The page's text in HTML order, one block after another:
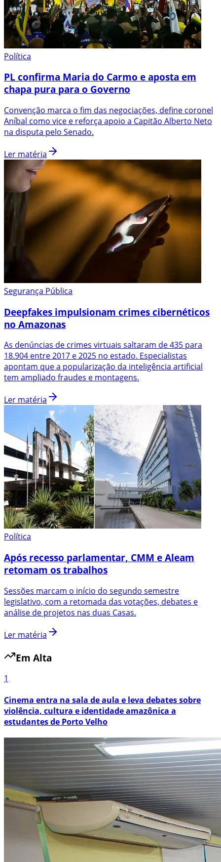
Política
PL confirma Maria do Carmo e aposta em
chapa pura para o Governo
Convenção marca o fim das negociações, define coronel
Aníbal como vice e reforça apoio a Capitão Alberto Neto
na disputa pelo Senado.
Ler matéria
Segurança Pública
Deepfakes impulsionam crimes cibernéticos
no Amazonas
As denúncias de crimes virtuais saltaram de 435 para
18.904 entre 2017 e 2025 no estado. Especialistas
apontam que a popularização da inteligência artificial
tem ampliado fraudes e montagens.
Ler matéria
Política
Após recesso parlamentar, CMM e Aleam
retomam os trabalhos
Sessões marcam o início do segundo semestre
legislativo, com a retomada das votações, debates e
análise de projetos nas duas Casas.
Ler matéria
Em Alta
1
Cinema entra na sala de aula e leva debates sobre
violência, cultura e identidade amazônica a
estudantes de Porto Velho